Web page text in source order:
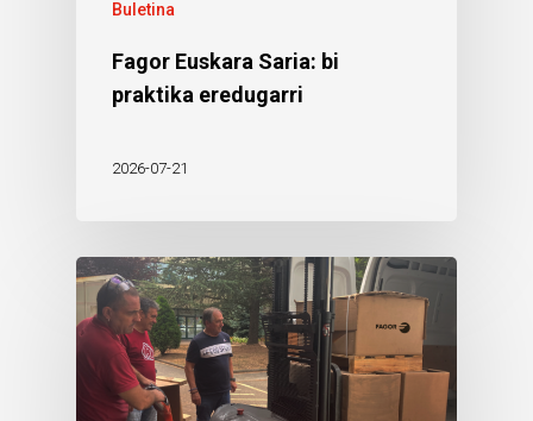
Buletina
Fagor Euskara Saria: bi
praktika eredugarri
2026-07-21